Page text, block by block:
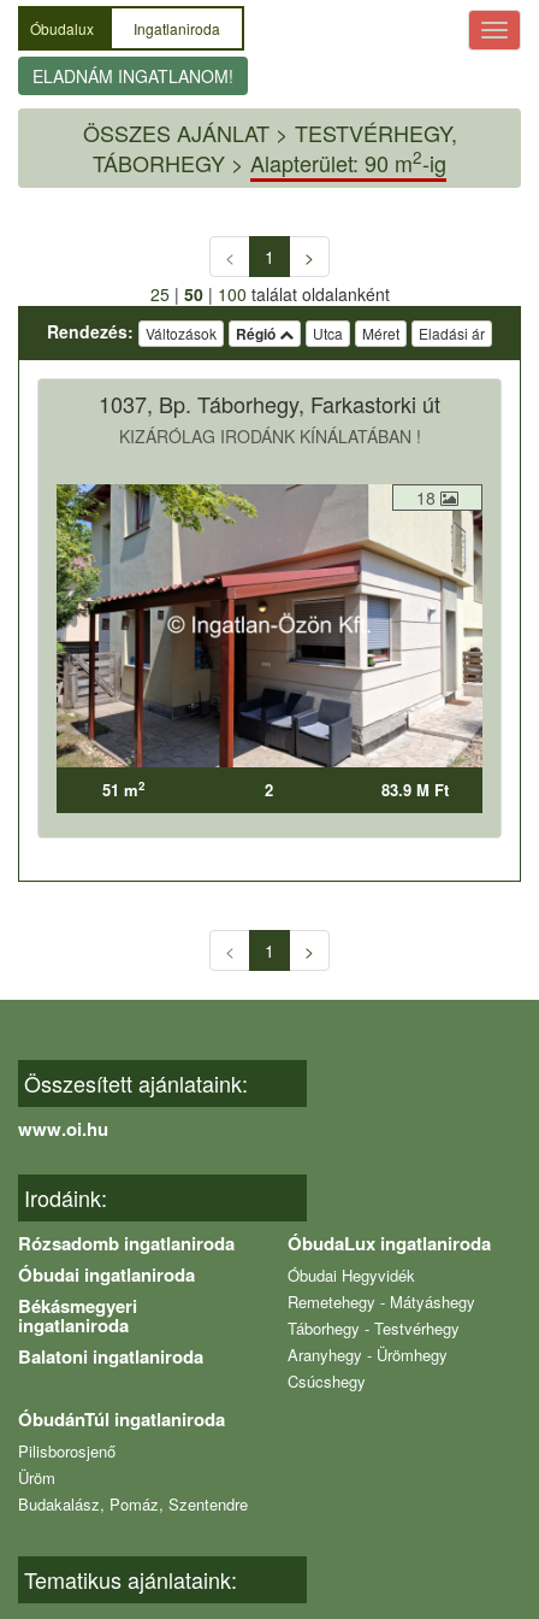
Óbudalux Ingatlaniroda
ELADNÁM INGATLANOM!
ÖSSZES AJÁNLAT> TESTVÉRHEGY,
TÁBORHEGY > Alapterület: 90 m2-ig
< 1
>
25| 50| 100 találat oldalanként
Rendezés:
Változások Régió Utca Méret Eladási ár
1037, Bp. Táborhegy, Farkastorki út
KIZÁRÓLAG IRODÁNK KÍNÁLATÁBAN !
18
51 m2 2 83.9 M Ft
< 1 >
Összesített ajánlataink:
www.oi.hu
Irodáink:
Rózsadomb ingatlaniroda
Óbudai ingatlaniroda
Békásmegyeri
ingatlaniroda
Balatoni ingatlaniroda
ÓbudaLux ingatlaniroda
Óbudai Hegyvidék
Remetehegy - Mátyáshegy
Táborhegy - Testvérhegy
Aranyhegy - Ürömhegy
Csúcshegy
ÓbudánTúl ingatlaniroda
Pilisborosjenő
Üröm
Budakalász, Pomáz, Szentendre
Tematikus ajánlataink: